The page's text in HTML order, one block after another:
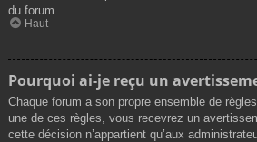
du forum.
Haut
Pourquoi ai-je reçu un
Chaque forum a son propre ensemble de
une de ces règles, vous recevrez un
cette décision n’appartient qu’aux